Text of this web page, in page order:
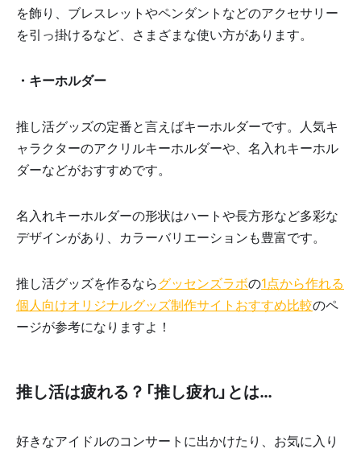
を飾り、ブレスレットやペンダントなどのアクセサリー
を引っ掛けるなど、さまざまな使い方があります。
・キーホルダー
推し活グッズの定番と言えばキーホルダーです。人気キ
ャラクターのアクリルキーホルダーや、名入れキーホル
ダーなどがおすすめです。
名入れキーホルダーの形状はハートや長方形など多彩な
デザインがあり、カラーバリエーションも豊富です。
推し活グッズを作るならグッセンズラボの1点から作れる
個人向けオリジナルグッズ制作サイトおすすめ比較のペ
ージが参考になりますよ！
推し活は疲れる？「推し疲れ」とは…
好きなアイドルのコンサートに出かけたり、お気に入り